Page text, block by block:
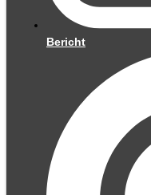
Bericht